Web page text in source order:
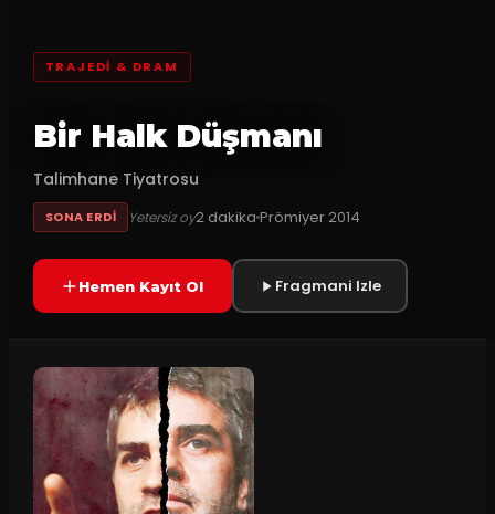
TRAJEDI & DRAM
Bir Halk Düşmanı
Talimhane Tiyatrosu
SONA ERDI Yetersiz oy2 dakikaPrömiyer 2014
Hemen Kayıt Ol Fragmani Izle